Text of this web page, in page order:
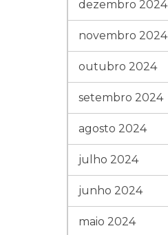
dezembro 2024
novembro 2024
outubro 2024
setembro 2024
agosto 2024
julho 2024
junho 2024
maio 2024